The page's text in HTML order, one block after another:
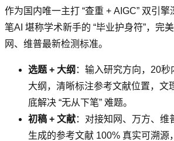
作为国内唯一主打 “查重 + AIGC” 双引
笔AI 堪称学术新手的 “毕业护身符”，完
网、维普最新检测标准。
选题 + 大纲 ：输入研究方向，20
大纲，清晰标注参考文献位置，文
底解决 “无从下笔” 难题。
初稿 + 文献：对接知网、万方、维
生成的参考文献 100% 真实可溯源